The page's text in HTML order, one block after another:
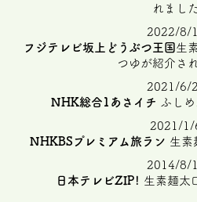
れました
2022/8/
フジテレビ坂上どうぶつ王国生
つゆが紹介さ
2021/6/
NHK総合1あさイチ ふし
2021/1/
NHKBSプレミアム旅ラン 生素
2014/8/
日本テレビZIP! 生素麺太